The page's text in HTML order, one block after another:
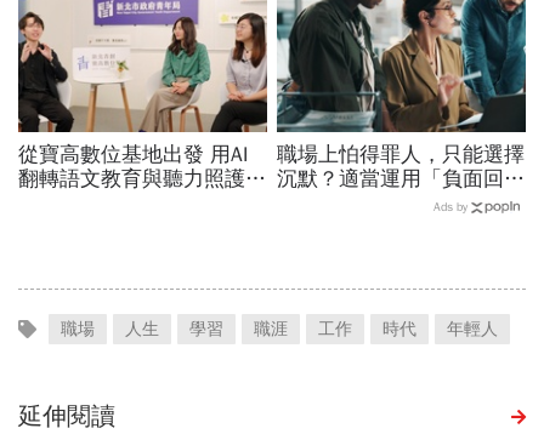
從寶高數位基地出發 用AI
翻轉語文教育與聽力照護，
職場上怕得罪人，只能選擇
沉默？適當運用「負面回
饋」，比忍耐更有效！
Ads by
職場 人生 學習 職涯 工作 時代 年輕人
延伸閱讀